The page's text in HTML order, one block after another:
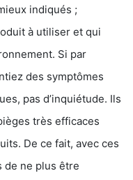
indiqués ;
à utiliser et qui
Si par
des symptômes
pas d’inquiétude. Ils
très efficaces
De ce fait, avec ces
de ne plus être